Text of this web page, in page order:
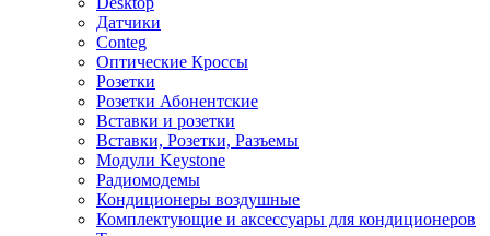
Датчики
Conteg
Оптические Кроссы
Розетки
Розетки Абонентские
Вставки и розетки
Вставки, Розетки, Разъемы
Модули Keystone
Радиомодемы
Кондиционеры воздушные
Комплектующие и аксессуары для кондиционеров